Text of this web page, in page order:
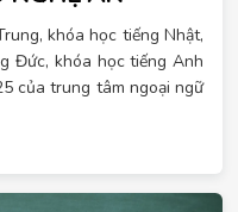
khóa học tiếng Nhật,
Đức, khóa học tiếng Anh
của trung tâm ngoại ngữ